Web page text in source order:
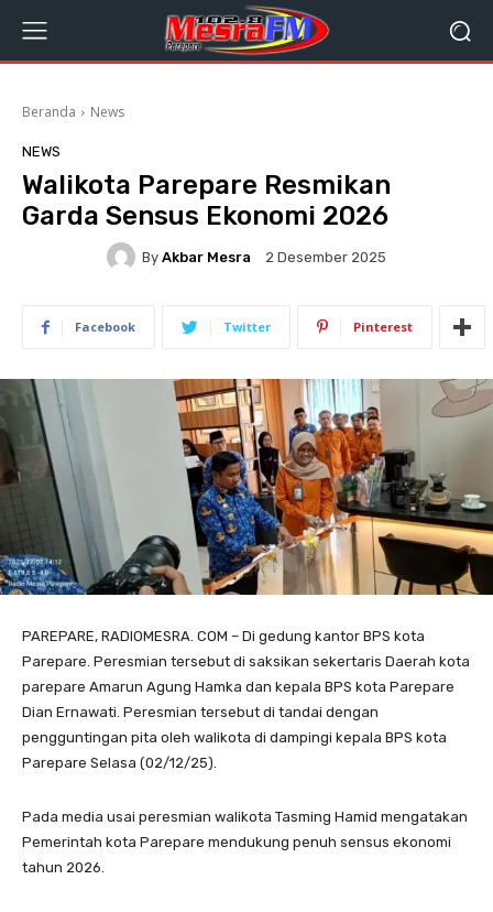
Beranda News
NEWS
Walikota Parepare Resmikan
Garda Sensus Ekonomi 2026
By Akbar Mesra 2 Desember 2025
Facebook Twitter Pinterest
PAREPARE, RADIOMESRA. COM – Di gedung kantor BPS kota
Parepare. Peresmian tersebut di saksikan sekertaris Daerah kota
parepare Amarun Agung Hamka dan kepala BPS kota Parepare
Dian Ernawati. Peresmian tersebut di tandai dengan
pengguntingan pita oleh walikota di dampingi kepala BPS kota
Parepare Selasa (02/12/25).
Pada media usai peresmian walikota Tasming Hamid mengatakan
Pemerintah kota Parepare mendukung penuh sensus ekonomi
tahun 2026.